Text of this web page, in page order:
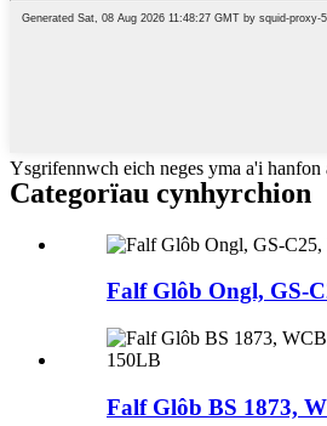
Ysgrifennwch eich neges yma a'i hanfon
Categorïau cynhyrchion
Falf Glôb Ongl, GS-
Falf Glôb BS 1873,